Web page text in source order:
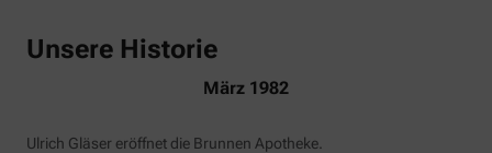
Unsere Historie
März 1982
Ulrich Gläser eröffnet die Brunnen Apotheke.